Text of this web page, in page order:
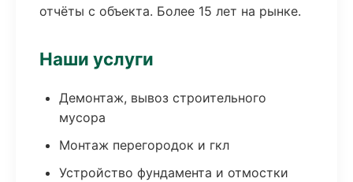
отчёты с объекта. Более 15 лет на рынке.
Наши услуги
Демонтаж, вывоз строительного
мусора
Монтаж перегородок и гкл
Устройство фундамента и отмостки